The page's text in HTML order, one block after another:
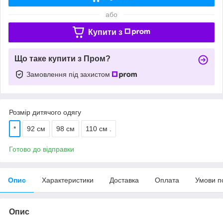
або
Купити з
Що таке купити з Пром?
Замовлення під захистом
Розмір дитячого одягу
* 92 см 98 см 110 см .
Готово до відправки
Опис Характеристики Доставка Оплата Умови
Опис